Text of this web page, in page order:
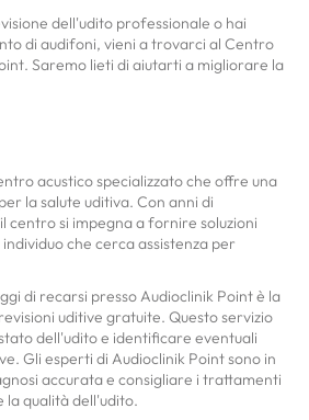
dell'udito professionale o hai
di audifoni, vieni a trovarci al Centro
Saremo lieti di aiutarti a migliorare la
acustico specializzato che offre una
la salute uditiva. Con anni di
centro si impegna a fornire soluzioni
che cerca assistenza per
di recarsi presso Audioclinik Point è la
uditive gratuite. Questo servizio
dell'udito e identificare eventuali
Gli esperti di Audioclinik Point sono in
accurata e consigliare i trattamenti
la qualità dell'udito.